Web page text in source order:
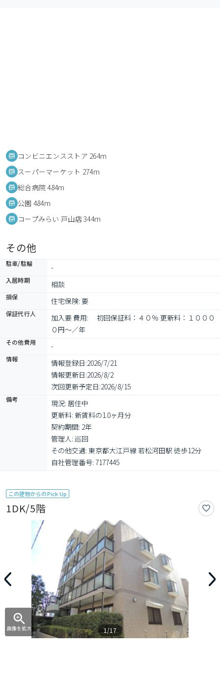
コンビニエンスストア 264m
スーパーマーケット 274m
総合病院 484m
公園 484m
コープみらい 戸山店 344m
その他
駐車/駐輪 -
入居時期 相談
損保 住宅保険: 要
保証代行人
加入要 費用: 　初回保証料：４０％ 更新料：１０００
０円～／年
その他費用 -
情報 情報登録日:2026/7/21
情報更新日:2026/8/2
次回更新予定日:2026/8/15
備考
現況: 居住中
更新料: 新賃料の1.0ヶ月分
契約期間: 2年
管理人: 巡回
その他交通: 東京都大江戸線 若松河田駅 徒歩12分
自社管理番号: 7177445
この建物からのPick Up
1DK/5階
画像を拡大 1/17